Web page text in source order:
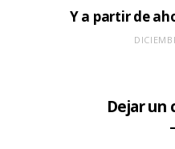
Y a partir de
Dejar un